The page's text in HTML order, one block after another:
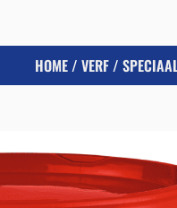
HOME/ VERF/